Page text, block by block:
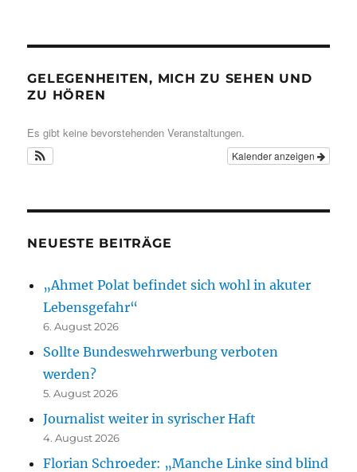
GELEGENHEITEN, MICH ZU SEHEN UND
ZU HÖREN
Es gibt keine bevorstehenden Veranstaltungen.
Kalender anzeigen
NEUESTE BEITRÄGE
„Ahmet Polat befindet sich wohl in akuter
Lebensgefahr“
6. August 2026
Sollte Bundeswehrwerbung verboten
werden?
5. August 2026
Journalist weiter in syrischer Haft
4. August 2026
Florian Schroeder: „Manche Linke sind blind